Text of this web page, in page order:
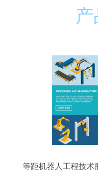
等距机器人工程技术